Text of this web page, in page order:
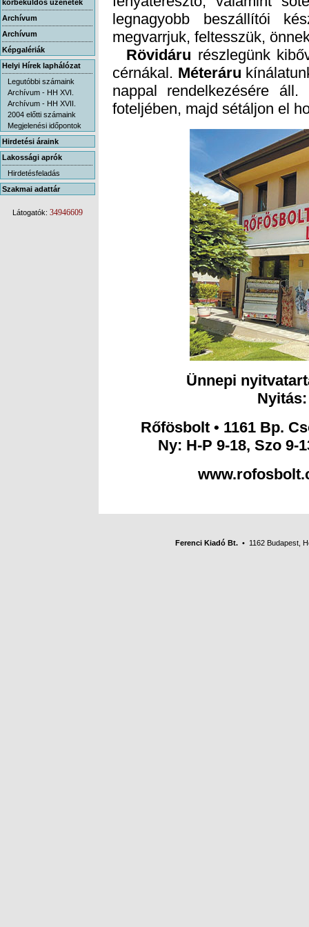
körbeküldős üzenetek
Archívum
Archívum
Képgalériák
Helyi Hírek laphálózat
Legutóbbi számaink
Archívum - HH XVI.
Archívum - HH XVII.
2004 előtti számaink
Megjelenési időpontok
Hirdetési áraink
Lakossági aprók
Hirdetésfeladás
Szakmai adattár
Látogatók: 34946609
megvarrjuk, feltesszük,
Rövidáru részlegünk
cérnákal. Méteráru nappal
foteljében, majd sétáljon el
Ünnepi
Rőfösbolt • 1161 Bp.
Ny: H-P 9-18, Szo 9-
Ferenci Kiadó Bt. • 1162 Budapest,